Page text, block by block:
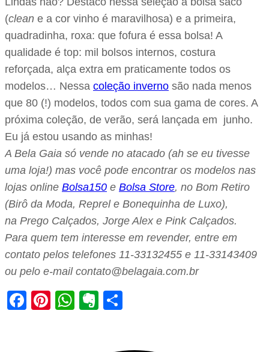
(clean e a cor vinho é maravilhosa) e a primeira,
quadradinha, roxa: que fofura é essa bolsa! A
qualidade é top: mil bolsos internos, costura
reforçada, alça extra em praticamente todos os
modelos… Nessa coleção inverno são nada menos
que 80 (!) modelos, todos com sua gama de cores. A
próxima coleção, de verão, será lançada em junho.
Eu já estou usando as minhas!
A Bela Gaia só vende no atacado (ah se eu tivesse
uma loja!) mas você pode encontrar os modelos nas
lojas online Bolsa150 e Bolsa Store, no Bom Retiro
(Birô da Moda, Reprel e Bonequinha de Luxo),
na Prego Calçados, Jorge Alex e Pink Calçados.
Para quem tem interesse em revender, entre em
contato pelos telefones 11-33132455 e 11-33143409
ou pelo e-mail contato@belagaia.com.br
Facebook
Pinterest
WhatsApp
Evernote